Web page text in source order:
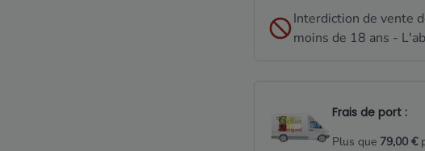
Interdiction de vente
moins de 18 ans -
Frais de port :
Plus que 79,00 €